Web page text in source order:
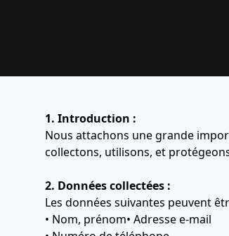
1. Introduction :
Nous attachons une grande
collectons, utilisons, et
2. Données collectées :
Les données suivantes peuvent
• Nom, prénom• Adresse e-mail